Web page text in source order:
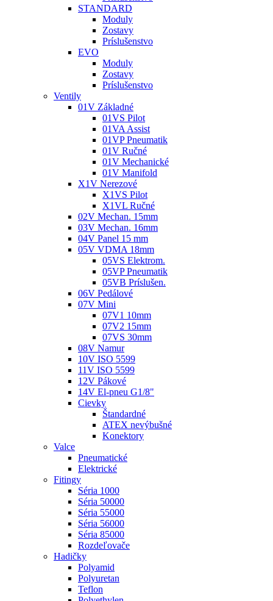
STANDARD
Moduly
Zostavy
Príslušenstvo
EVO
Moduly
Zostavy
Príslušenstvo
Ventily
01V Základné
01VS Pilot
01VA Assist
01VP Pneumatik
01V Ručné
01V Mechanické
01V Manifold
X1V Nerezové
X1VS Pilot
X1VL Ručné
02V Mechan. 15mm
03V Mechan. 16mm
04V Panel 15 mm
05V VDMA 18mm
05VS Elektrom.
05VP Pneumatik
05VB Príslušen.
06V Pedálové
07V Mini
07V1 10mm
07V2 15mm
07VS 30mm
08V Namur
10V ISO 5599
11V ISO 5599
12V Pákové
14V El-pneu G1/8"
Cievky
Štandardné
ATEX nevýbušné
Konektory
Valce
Pneumatické
Elektrické
Fitingy
Séria 1000
Séria 50000
Séria 55000
Séria 56000
Séria 85000
Rozdeľovače
Hadičky
Polyamid
Polyuretan
Teflon